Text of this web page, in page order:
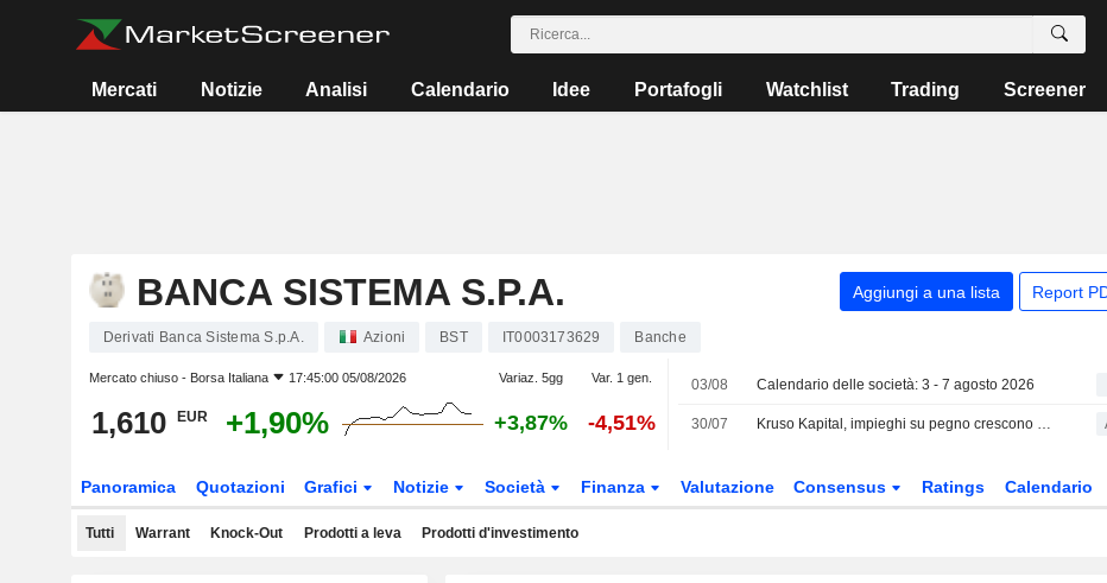
Mercati Notizie Analisi Calendario Idee Portafogli Watchlist Trading Screener
BANCA SISTEMA S.P.A. Aggiungi a una lista Report
Derivati Banca Sistema S.p.A. Azioni BST IT0003173629 Banche
Mercato chiuso - Borsa Italiana 17:45:00 05/08/2026 Variaz. 5gg Var. 1 gen.
1,610 EUR +1,90% +3,87% -4,51%
03/08 Calendario delle società: 3 - 7 agosto 2026
30/07 Kruso Kapital, impieghi su pegno crescono nel semestre; utile stabile
Panoramica Quotazioni Grafici Notizie Società Finanza Valutazione Consensus Ratings Calendario
Tutti Warrant Knock-Out Prodotti a leva Prodotti d'investimento